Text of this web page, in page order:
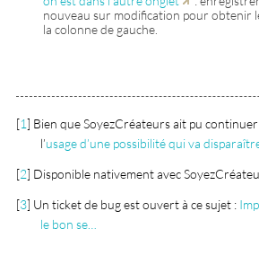
nouveau sur modification pour obtenir
la colonne de gauche.
[1] Bien que SoyezCréateurs ait pu
l’usage d’une possibilité qui va
[2] Disponible nativement avec
[3] Un ticket de bug est ouvert à ce sujet :
le bon se…